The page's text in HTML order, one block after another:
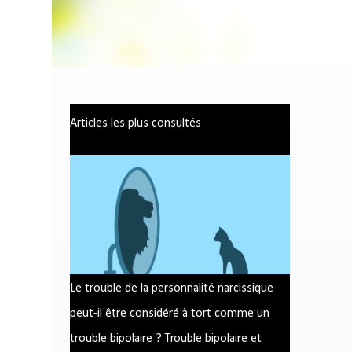
Articles les plus consultés
Le trouble de la personnalité narcissique
peut-il être considéré à tort comme un
trouble bipolaire ? Trouble bipolaire et